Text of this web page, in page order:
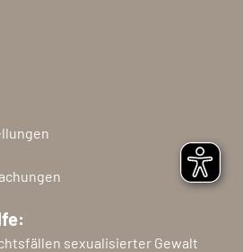
sexualisierter Gewalt